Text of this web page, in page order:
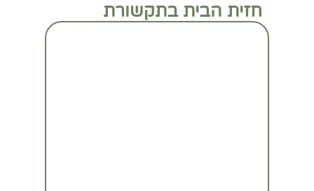
חזית הבית בתקשורת
מעבר לכתבה המלאה
מעבר לכתבה המלאה